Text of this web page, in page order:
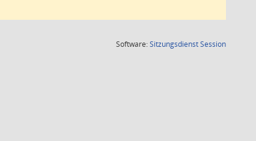
Software:SitzungsdienstSession(Wird in